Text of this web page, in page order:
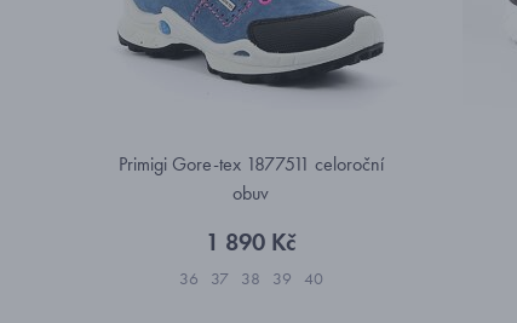
Primigi Gore-tex 1877511 celoroční
obuv
1 890 Kč
36 37 38 39 40